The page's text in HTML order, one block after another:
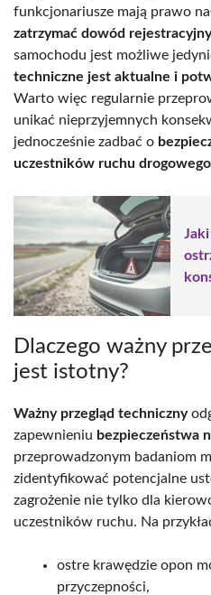
funkcjonariusze mają prawo
zatrzymać dowód rejestracyjny
samochodu jest możliwe
techniczne jest aktualne i
Warto więc regularnie
unikać nieprzyjemnych
jednocześnie zadbać o
uczestników ruchu drogowego
Dlaczego ważny
jest istotny?
Ważny przegląd techniczny
zapewnieniu bezpieczeństwa
przeprowadzonym badaniom
zidentyfikować potencjalne
zagrożenie nie tylko dla
uczestników ruchu. Na
ostre krawędzie opon
przyczepności,